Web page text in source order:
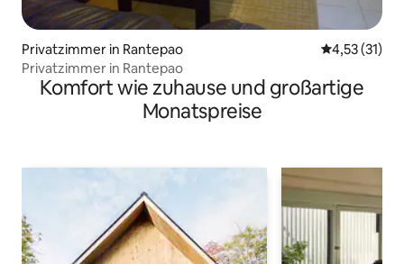
Privatzimmer in Rantepao
4,53 (31)
Privatzimmer in Rantepao
Komfort wie zuhause und großartige
Monatspreise